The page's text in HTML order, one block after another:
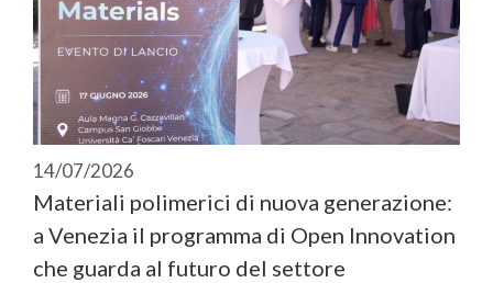
14/07/2026
Materiali polimerici di nuova generazione:
a Venezia il programma di Open Innovation
che guarda al futuro del settore